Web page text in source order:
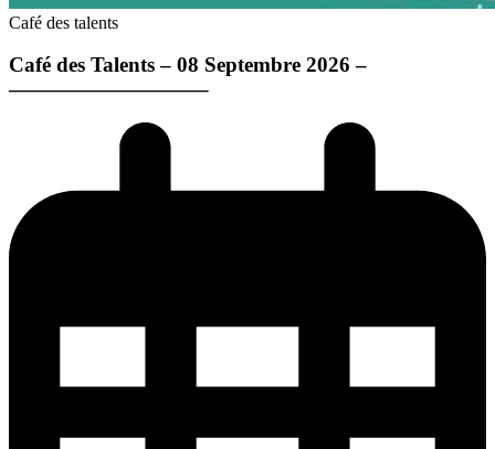
Café des talents
Café des Talents – 08 Septembre 2026 –
—————————–